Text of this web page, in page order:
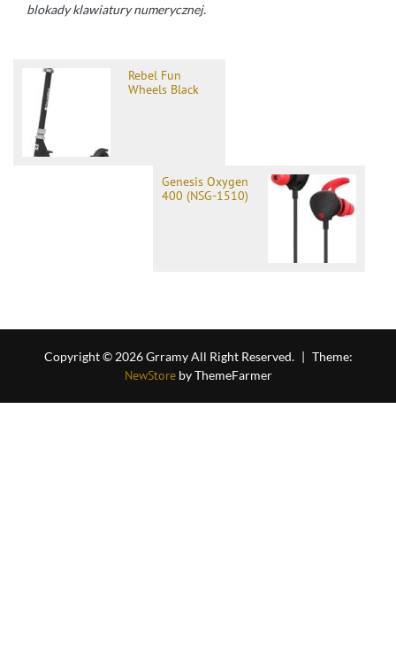
blokady klawiatury numerycznej.
Rebel Fun
Wheels Black
Genesis Oxygen
400 (NSG-1510)
Copyright © 2026 Grramy All Right Reserved. | Theme:
NewStoreby ThemeFarmer